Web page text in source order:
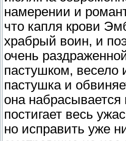
намерении и
что капля крови
храбрый воин, и
очень
пастушком, весело
пастушка и
она набрасывается
постигает весь
но исправить уже